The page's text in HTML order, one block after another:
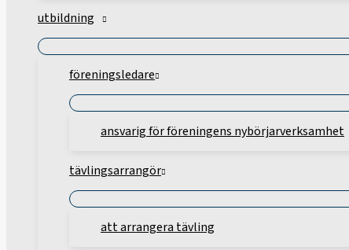
utbildning
föreningsledare
ansvarig för föreningens nybörjarverksamhet
tävlingsarrangör
att arrangera tävling